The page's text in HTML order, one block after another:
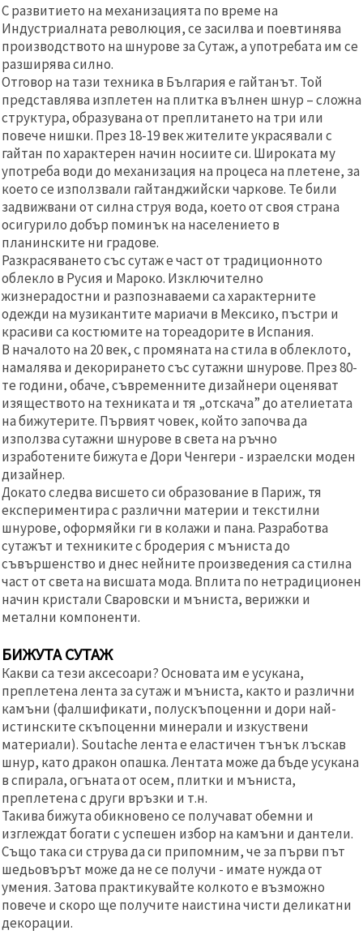
С развитието на механизацията по време на
Индустриалната революция, се засилва и поевтинява
производството на шнурове за Сутаж, а употребата им се
разширява силно.
Отговор на тази техника в България е гайтанът. Той
представлява изплетен на плитка вълнен шнур – сложна
структура, образувана от преплитането на три или
повече нишки. През 18-19 век жителите украсявали с
гайтан по характерен начин носиите си. Широката му
употреба води до механизация на процеса на плетене, за
което се използвали гайтанджийски чаркове. Те били
задвижвани от силна струя вода, което от своя страна
осигурило добър поминък на населението в
планинските ни градове.
Разкрасяването със сутаж е част от традиционното
облекло в Русия и Мароко. Изключително
жизнерадостни и разпознаваеми са характерните
одежди на музикантите мариачи в Мексико, пъстри и
красиви са костюмите на тореадорите в Испания.
В началото на 20 век, с промяната на стила в облеклото,
намалява и декорирането със сутажни шнурове. През 80-
те години, обаче, съвременните дизайнери оценяват
изяществото на техниката и тя „отскача” до ателиетата
на бижутерите. Първият човек, който започва да
използва сутажни шнурове в света на ръчно
изработените бижута е Дори Ченгери - израелски моден
дизайнер.
Докато следва висшето си образование в Париж, тя
експериментира с различни материи и текстилни
шнурове, оформяйки ги в колажи и пана. Разработва
сутажът и техниките с бродерия с мъниста до
съвършенство и днес нейните произведения са стилна
част от света на висшата мода. Вплита по нетрадиционен
начин кристали Сваровски и мъниста, верижки и
метални компоненти.
БИЖУТА СУТАЖ
Какви са тези аксесоари? Основата им е усукана,
преплетена лента за сутаж и мъниста, както и различни
камъни (фалшификати, полускъпоценни и дори най-
истинските скъпоценни минерали и изкуствени
материали). Soutache лента е еластичен тънък лъскав
шнур, като дракон опашка. Лентата може да бъде усукана
в спирала, огъната от осем, плитки и мъниста,
преплетена с други връзки и т.н.
Такива бижута обикновено се получават обемни и
изглеждат богати с успешен избор на камъни и дантели.
Също така си струва да си припомним, че за първи път
шедьовърът може да не се получи - имате нужда от
умения. Затова практикувайте колкото е възможно
повече и скоро ще получите наистина чисти деликатни
декорации.